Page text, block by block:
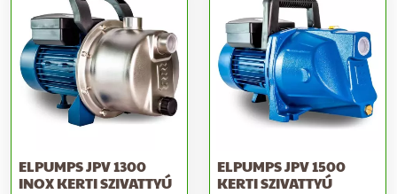
ELPUMPS JPV 1300
INOX KERTI SZIVATTYÚ
ELPUMPS JPV 1500
KERTI SZIVATTYÚ